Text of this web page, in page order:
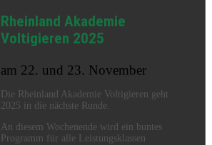
Rheinland Akademie
Voltigieren 2025
am 22. und 23. November
Die Rheinland Akademie Voltigieren geht
2025 in die nächste Runde.
An diesem Wochenende wird ein buntes
Programm für alle Leistungsklassen